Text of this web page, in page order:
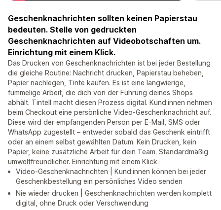
Geschenknachrichten sollten keinen Papierstau
bedeuten. Stelle von gedruckten
Geschenknachrichten auf Videobotschaften um.
Einrichtung mit einem Klick.
Das Drucken von Geschenknachrichten ist bei jeder Bestellung
die gleiche Routine: Nachricht drucken, Papierstau beheben,
Papier nachlegen, Tinte kaufen. Es ist eine langwierige,
fummelige Arbeit, die dich von der Führung deines Shops
abhält. Tintell macht diesen Prozess digital. Kund:innen nehmen
beim Checkout eine persönliche Video-Geschenknachricht auf.
Diese wird der empfangenden Person per E-Mail, SMS oder
WhatsApp zugestellt – entweder sobald das Geschenk eintrifft
oder an einem selbst gewählten Datum. Kein Drucken, kein
Papier, keine zusätzliche Arbeit für dein Team. Standardmäßig
umweltfreundlicher. Einrichtung mit einem Klick.
Video-Geschenknachrichten | Kund:innen können bei jeder
Geschenkbestellung ein persönliches Video senden
Nie wieder drucken | Geschenknachrichten werden komplett
digital, ohne Druck oder Verschwendung